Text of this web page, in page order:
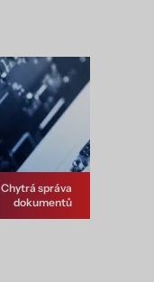
Chytrá správa
dokumentů